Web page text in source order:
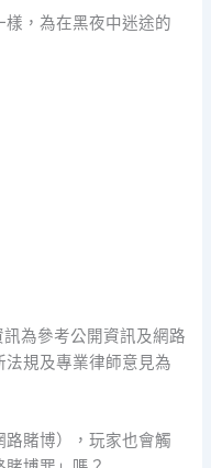
，為在黑夜中迷途的
為參考公開資訊及網路
規及專業律師意見為
賭博），玩家也會觸